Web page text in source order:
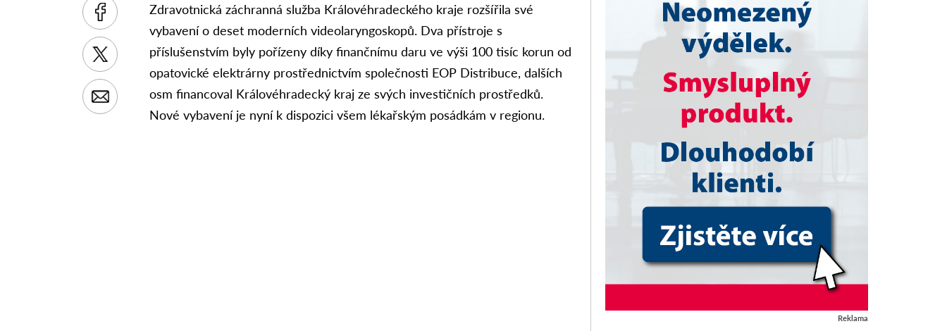
Zdravotnická záchranná služba Královéhradeckého kraje rozšířila své
vybavení o deset moderních videolaryngoskopů. Dva přístroje s
příslušenstvím byly pořízeny díky finančnímu daru ve výši 100 tisíc korun od
opatovické elektrárny prostřednictvím společnosti EOP Distribuce, dalších
osm financoval Královéhradecký kraj ze svých investičních prostředků.
Nové vybavení je nyní k dispozici všem lékařským posádkám v regionu.
Reklama